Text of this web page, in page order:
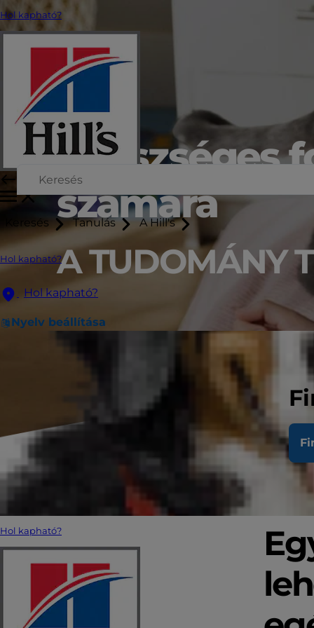
Hol kapható?
Keresés Tanulás A Hill's
Hol kapható?
Hol kapható?
Nyelv beállítása
Hol kapható?
egészséges
számára
A TUDOMÁNY